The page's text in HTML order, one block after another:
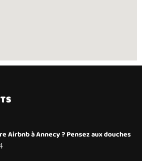
Airbnb à Annecy ? Pensez aux douches